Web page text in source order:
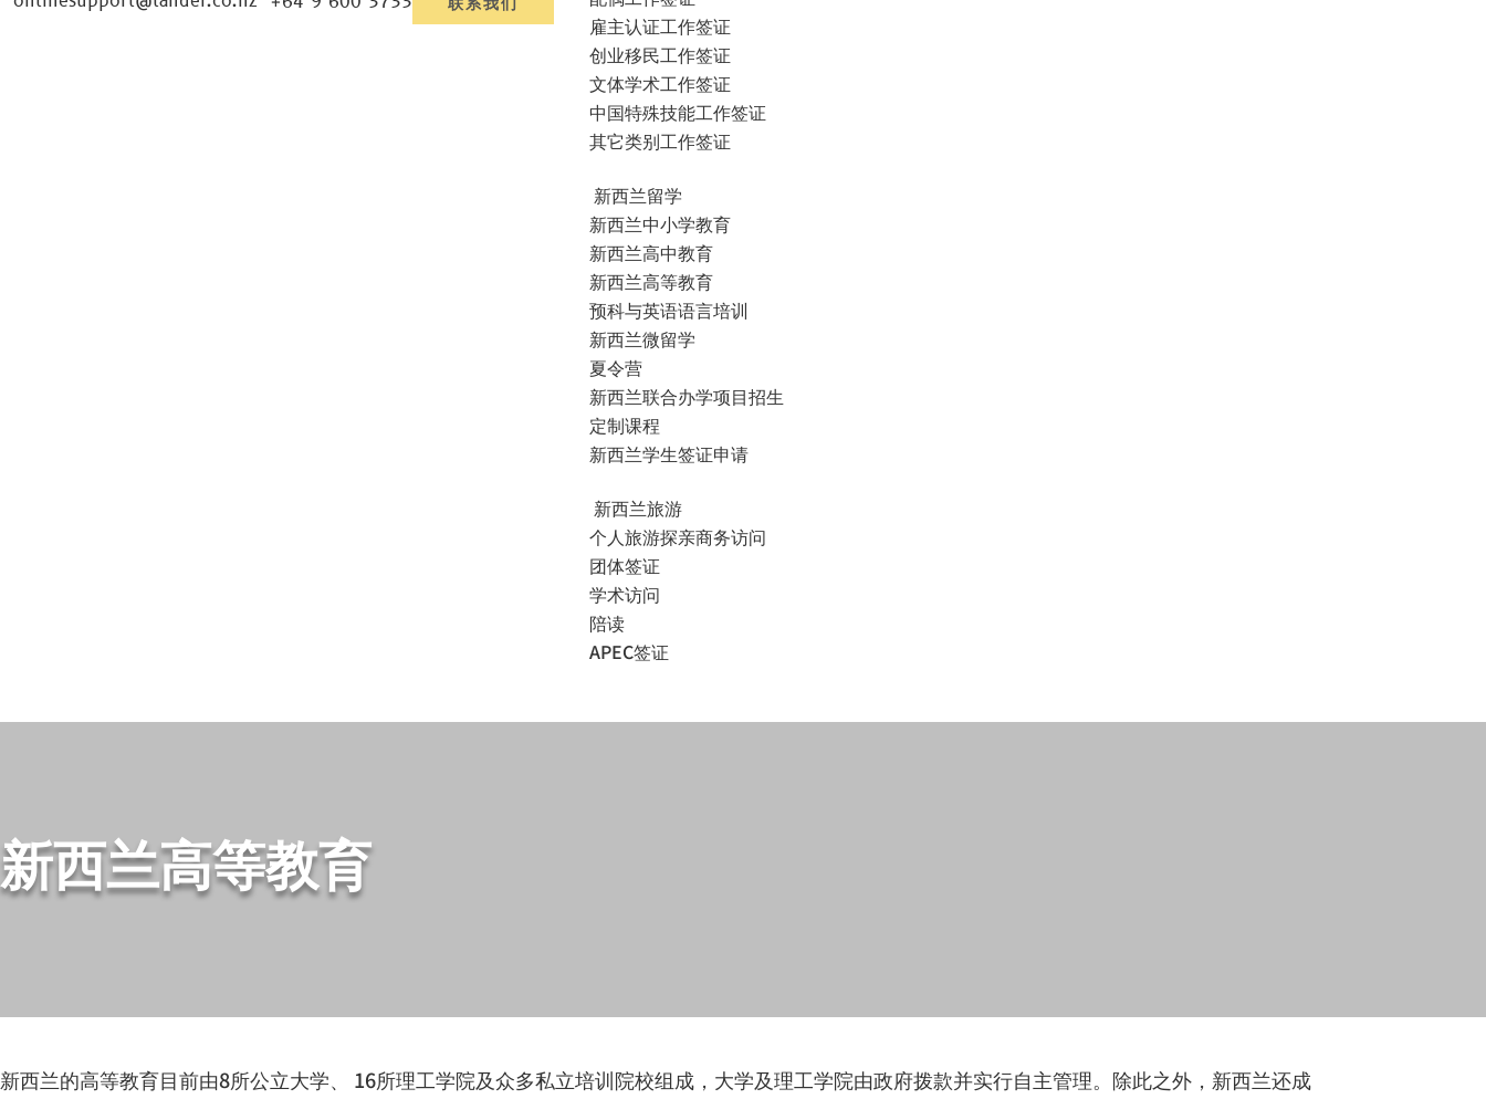
雇主认证工作签证
创业移民工作签证
文体学术工作签证
中国特殊技能工作签证
其它类别工作签证
新西兰留学
新西兰中小学教育
新西兰高中教育
新西兰高等教育
预科与英语语言培训
新西兰微留学
夏令营
新西兰联合办学项目招生
定制课程
新西兰学生签证申请
新西兰旅游
个人旅游探亲商务访问
团体签证
学术访问
陪读
APEC签证
新西兰高等教育
新西兰的高等教育目前由8所公立大学、 16所理工学院及众多私立培训院校组成，大学及理工学院由政府拨款并实行自主管理。除此之外，新西兰还成